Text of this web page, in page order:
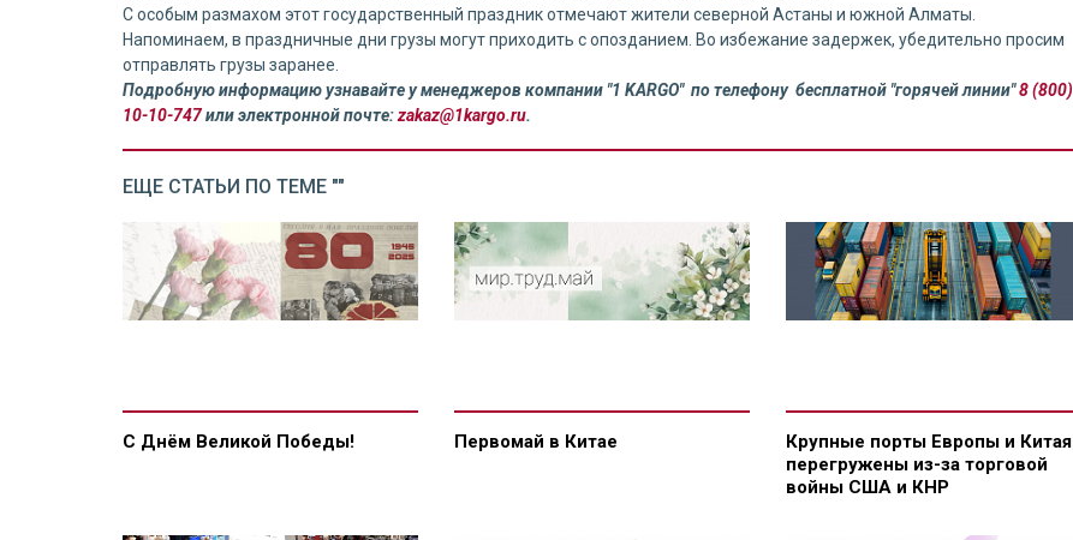
С особым размахом этот государственный праздник отмечают жители северной Астаны и южной Алматы.
Напоминаем, в праздничные дни грузы могут приходить с опозданием. Во избежание задержек, убедительно просим
отправлять грузы заранее.
Подробную информацию узнавайте у менеджеров компании "1 KARGO" по телефону бесплатной "горячей линии"8 (800)
10-10-747или электронной почте:zakaz@1kargo.ru.
ЕЩЕ СТАТЬИ ПО ТЕМЕ ""
С Днём Великой Победы! Первомай в Китае
Крупные порты Европы и Китая
перегружены из-за торговой
войны США и КНР